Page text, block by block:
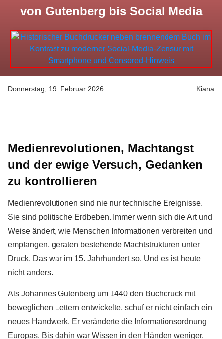
von Gutenberg bis Social Media
Donnerstag, 19. Februar 2026 Kiana
Medienrevolutionen, Machtangst
und der ewige Versuch, Gedanken
zu kontrollieren
Medienrevolutionen sind nie nur technische Ereignisse.
Sie sind politische Erdbeben. Immer wenn sich die Art und
Weise ändert, wie Menschen Informationen verbreiten und
empfangen, geraten bestehende Machtstrukturen unter
Druck. Das war im 15. Jahrhundert so. Und es ist heute
nicht anders.
Als Johannes Gutenberg um 1440 den Buchdruck mit
beweglichen Lettern entwickelte, schuf er nicht einfach ein
neues Handwerk. Er veränderte die Informationsordnung
Europas. Bis dahin war Wissen in den Händen weniger.